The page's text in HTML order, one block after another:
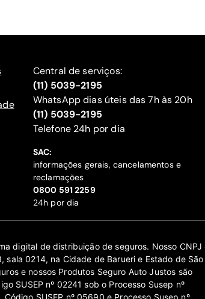
Central de serviços:
(11) 5039-2195
WhatsApp dias úteis das 7h às 20h
(11) 5039-2195
‍Telefone 24h por dia
SAC:
informações gerais, cancelamentos e
reclamações
‍0800 591 2259
24h por dia
digital de distribuição de seguros. Nosso CNPJ
0214, na Cidade de Barueri e Estado de São
e nossos Produtos Seguro Auto Justos são
SUSEP nº 02241 sob o Processo Susep nº
SUSEP nº 05690 e Processo Susep nº